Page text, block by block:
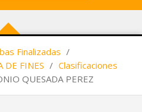
Finalizadas /
DE FINES / Clasificaciones
QUESADA PEREZ